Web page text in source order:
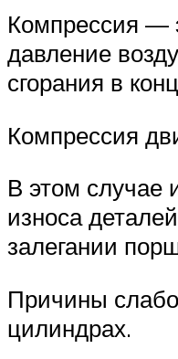
Компрессия —
давление
сгорания в
Компрессия
В этом случае
износа
залегании
Причины
цилиндрах.